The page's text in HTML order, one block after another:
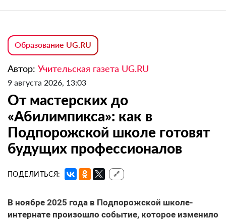
Образование UG.RU
Автор: Учительская газета UG.RU
9 августа 2026, 13:03
От мастерских до
«Абилимпикса»: как в
Подпорожской школе готовят
будущих профессионалов
ПОДЕЛИТЬСЯ: 🔗
В ноябре 2025 года в Подпорожской школе-
интернате произошло событие, которое изменило